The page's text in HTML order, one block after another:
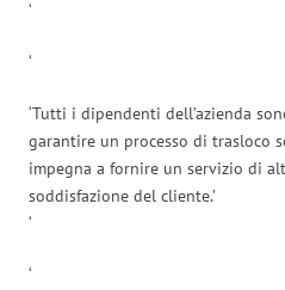
‘
‘
‘Tutti i dipendenti dell’azienda
garantire un processo di trasloco
impegna a fornire un servizio di
soddisfazione del cliente.’
‘
‘